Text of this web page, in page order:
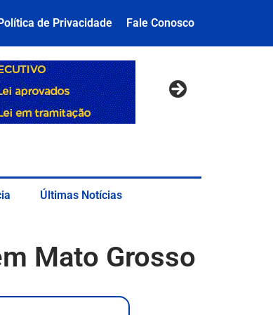
de Privacidade Fale Conosco
Últimas Notícias
Mato Grosso